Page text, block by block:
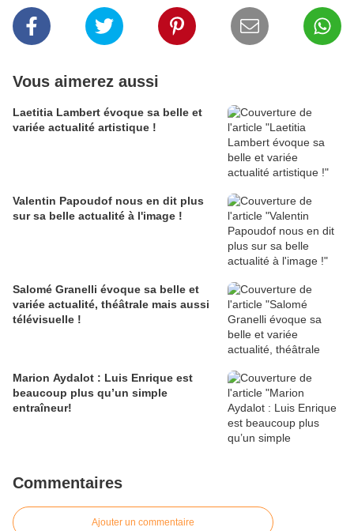
Vous aimerez aussi
Laetitia Lambert évoque sa belle et
variée actualité artistique !
Valentin Papoudof nous en dit plus
sur sa belle actualité à l'image !
Salomé Granelli évoque sa belle et
variée actualité, théâtrale mais aussi
télévisuelle !
Marion Aydalot : Luis Enrique est
beaucoup plus qu’un simple
entraîneur!
Commentaires
Ajouter un commentaire